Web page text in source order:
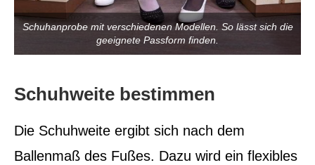
Schuhanprobe mit verschiedenen Modellen. So lässt sich die
geeignete Passform finden.
Schuhweite bestimmen
Die Schuhweite ergibt sich nach dem
Ballenmaß des Fußes. Dazu wird ein flexibles